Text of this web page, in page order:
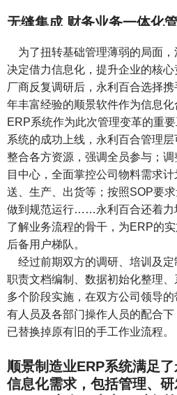
无缝集成 财务业务一体化
为了扭转基础管理薄弱的局面，
决定借力信息化，提升企业的核
厂商反复调研后，永利百合选择
年丰富经验的顺景软件作为信息
ERP系统作为此次管理变革的重
系统的成功上线，永利百合管理层
整合各方资源，强调全员参与；
目中心，全面掌控公司物料需求
送、生产、出货等；按照SOP要
做到规范运行……永利百合还着力
了解业务流程的骨干，为ERP的
后备用户梯队。
经过前期双方的调研、培训及
职责文档编制、数据初始化整理
多个阶段实施，在双方公司领导
有人员及各部门操作人员的配合
已替换掉原有旧的手工作业流程。
顺景制造业ERP系统满足
信息化需求，包括管理、